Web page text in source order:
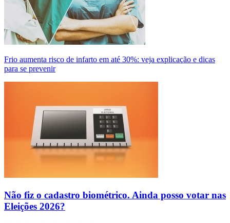
Frio aumenta risco de infarto em até 30%: veja explicação e dicas
para se prevenir
Não fiz o cadastro biométrico. Ainda posso votar nas
Eleições 2026?